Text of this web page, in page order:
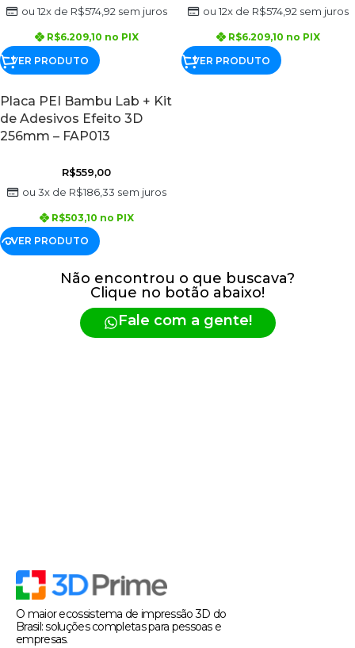
ou 12x de R$574,92 sem juros
R$6.209,10 no PIX
VER PRODUTO
ou 12x de R$574,92 sem juros
R$6.209,10 no PIX
VER PRODUTO
Placa PEI Bambu Lab + Kit
de Adesivos Efeito 3D
256mm – FAP013
R$559,00
ou 3x de R$186,33 sem juros
R$503,10 no PIX
VER PRODUTO
Não encontrou o que buscava?
Clique no botão abaixo!
Fale com a gente!
O maior ecossistema de impressão 3D do
Brasil: soluções completas para pessoas e
empresas.